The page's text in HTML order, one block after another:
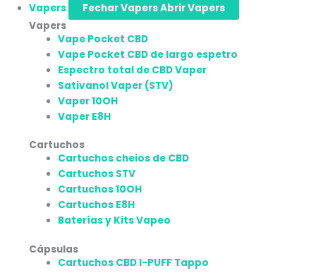
Vapers Fechar VapersAbrir Vapers
Vapers
Vape Pocket CBD
Vape Pocket CBD de largo espetro
Espectro total de CBD Vaper
Sativanol Vaper (STV)
Vaper 10OH
Vaper E8H
Cartuchos
Cartuchos cheios de CBD
Cartuchos STV
Cartuchos 10OH
Cartuchos E8H
Baterías y Kits Vapeo
Cápsulas
Cartuchos CBD I-PUFF Tappo